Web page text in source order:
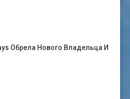
Обрела Нового Владельца И